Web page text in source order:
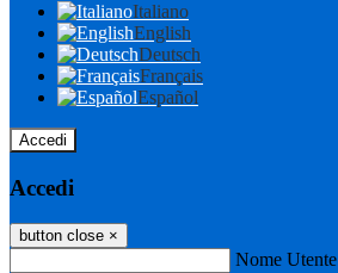
Italiano
English
Deutsch
Français
Español
Accedi
Accedi
button close ×
Nome Utente